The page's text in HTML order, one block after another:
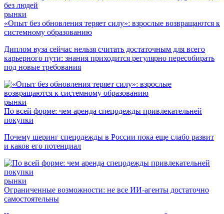
рынки
«Опыт без обновления теряет силу»: взрослые возвращаются к
системному образованию
Диплом вуза сейчас нельзя считать достаточным для всего
карьерного пути: знания приходится регулярно пересобирать
под новые требования
рынки
По всей форме: чем аренда спецодежды привлекательней
покупки
Почему шеринг спецодежды в России пока еще слабо развит
и каков его потенциал
рынки
Ограниченные возможности: не все ИИ-агенты достаточно
самостоятельны